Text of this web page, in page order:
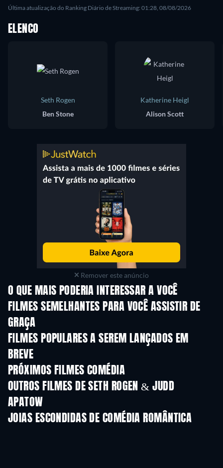
Mandarim
Última atualização do Ranking Diário de Streaming: 01:28, 08/08/2026
ELENCO
Seth Rogen
Ben Stone
Katherine Heigl
Alison Scott
Remover este anúncio
O QUE MAIS PODERIA INTERESSAR A VOCÊ
FILMES SEMELHANTES PARA VOCÊ ASSISTIR DE
GRAÇA
FILMES POPULARES A SEREM LANÇADOS EM
BREVE
PRÓXIMOS FILMES COMÉDIA
OUTROS FILMES DE SETH ROGEN & JUDD
APATOW
JOIAS ESCONDIDAS DE COMÉDIA ROMÂNTICA
Série